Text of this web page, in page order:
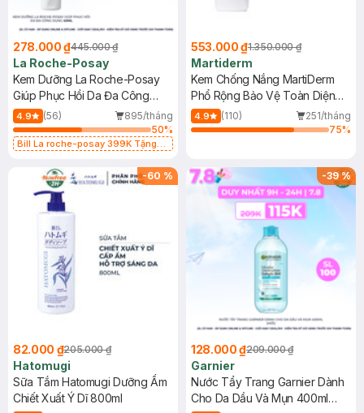
278.000 ₫445.000 ₫
La Roche-Posay
Kem Dưỡng La Roche-Posay
Giúp Phục Hồi Da Đa Công
Dụng 40ml
4.9 (56)
895/tháng
50%
Bill La roche-posay 399K Tặng
(SL có hạn)
553.000 ₫1.350.000 ₫
Martiderm
Kem Chống Nắng MartiDerm
Phổ Rộng Bảo Vệ Toàn Diện
40ml
4.9 (110)
251/tháng
75%
-60 %
82.000 ₫205.000 ₫
Hatomugi
Sữa Tắm Hatomugi Dưỡng Ẩm
Chiết Xuất Ý Dĩ 800ml
-39%
128.000 ₫209.000 ₫
Garnier
Nước Tẩy Trang Garnier Dành
Cho Da Dầu Và Mụn 400ml